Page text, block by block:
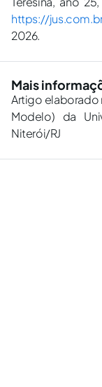
https://
2026.
Mais
Artigo elaborado
Modelo) da
Niterói/RJ